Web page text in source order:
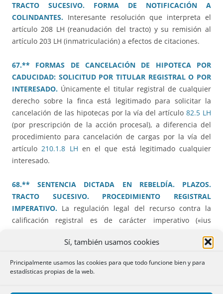
Sí, también usamos cookies
Principalmente usamos las cookies para que todo funcione bien y para
estadísticas propias de la web.
TRACTO SUCESIVO. FORMA DE NOTIFICACIÓN A
COLINDANTES. Interesante resolución que interpreta el
artículo 208 LH (reanudación del tracto) y su remisión al
artículo 203 LH (inmatriculación) a efectos de citaciones.
67.** FORMAS DE CANCELACIÓN DE HIPOTECA POR
CADUCIDAD: SOLICITUD POR TITULAR REGISTRAL O POR
INTERESADO. Únicamente el titular registral de cualquier
derecho sobre la finca está legitimado para solicitar la
cancelación de las hipotecas por la vía del artículo82.5 LH
(por prescripción de la acción procesal), a diferencia del
procedimiento para cancelación de cargas por la vía del
artículo210.1.8 LH en el que está legitimado cualquier
interesado.
68.** SENTENCIA DICTADA EN REBELDÍA. PLAZOS.
TRACTO SUCESIVO. PROCEDIMIENTO REGISTRAL
IMPERATIVO. La regulación legal del recurso contra la
calificación registral es de carácter imperativo («ius
previstos, como notificar a titulares intermedios. Los
deben ser objeto de cancelación y para inscribir las
de ser firmes, deben haber trascurridos los plazos de